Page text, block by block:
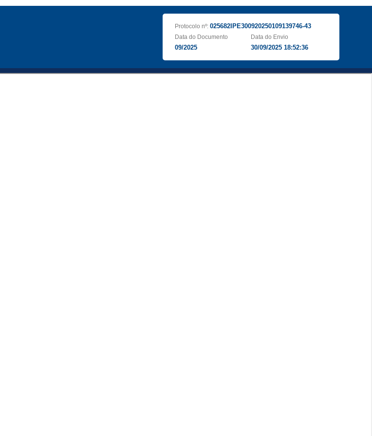
Protocolo nº: 025682IPE300920250109139746-43
Data do Documento
09/2025
Data do Envio
30/09/2025 18:52:36